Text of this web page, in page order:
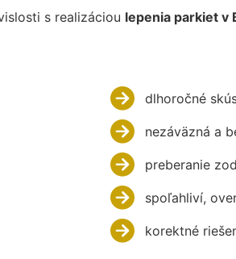
s realizáciou lepenia parkiet v
dlhoročné
nezáväzná a
preberanie
spoľahliví,
korektné